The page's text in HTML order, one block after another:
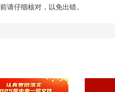
请仔细核对，以免出错。